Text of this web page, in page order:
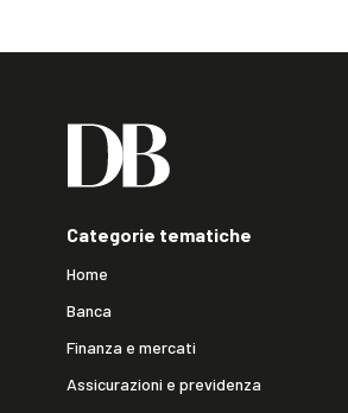
Categorie tematiche
Home
Banca
Finanza e mercati
Assicurazioni e previdenza